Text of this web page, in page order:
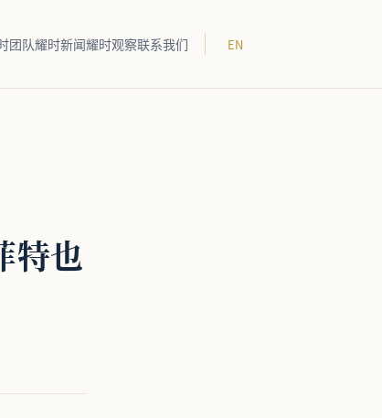
团队耀时新闻耀时观察联系我们 EN
特也